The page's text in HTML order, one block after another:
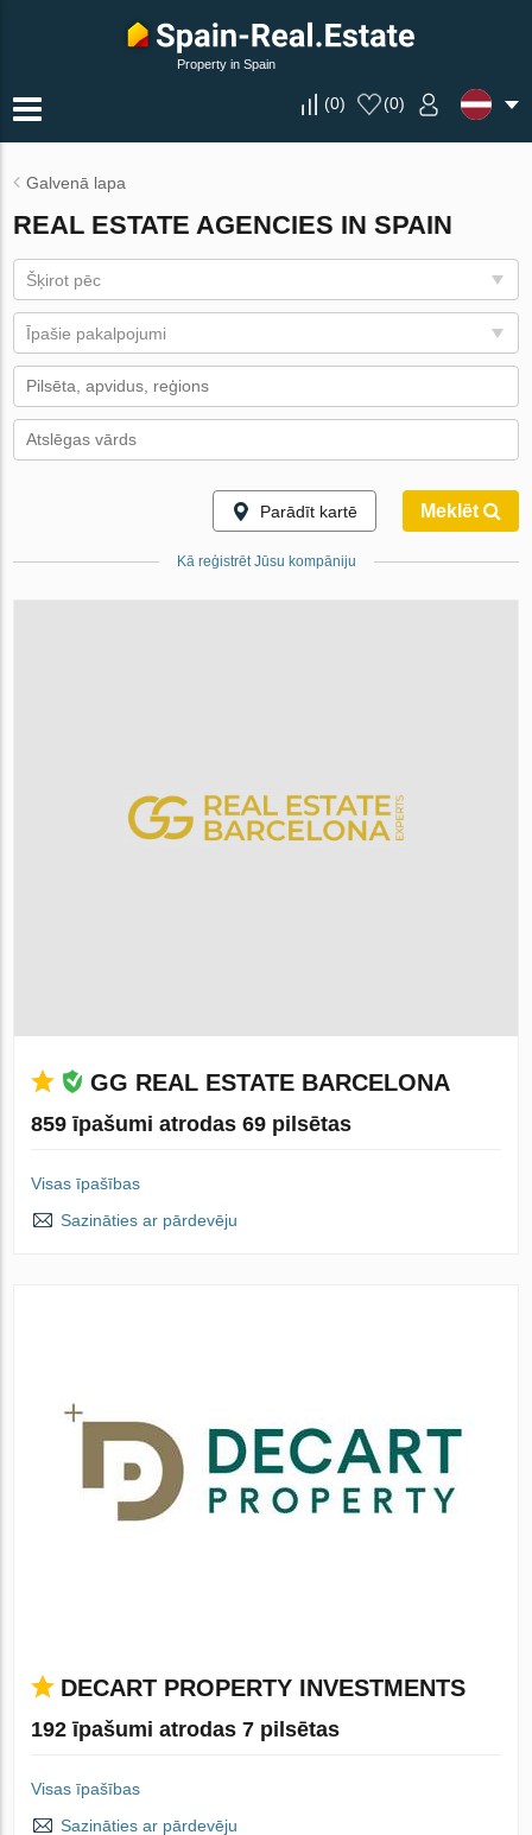
Property in Spain
(0) (0)
Galvenā lapa
REAL ESTATE AGENCIES IN SPAIN
Šķirot pēc
Īpašie pakalpojumi
Parādīt kartē Meklēt
Kā reģistrēt Jūsu kompāniju
GG REAL ESTATE BARCELONA
859 īpašumi atrodas 69 pilsētas
Visas īpašības
Sazināties ar pārdevēju
DECART PROPERTY INVESTMENTS
192 īpašumi atrodas 7 pilsētas
Visas īpašības
Sazināties ar pārdevēju